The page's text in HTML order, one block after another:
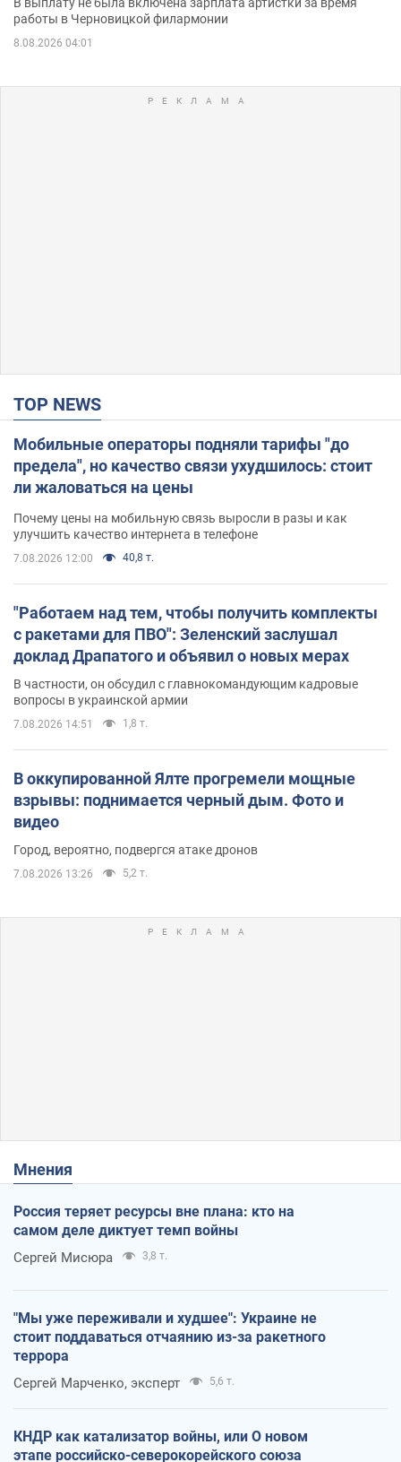
работы в Черновицкой филармонии
8.08.2026 04:01
TOP NEWS
Мобильные операторы подняли тарифы "до
предела", но качество связи ухудшилось: стоит
ли жаловаться на цены
Почему цены на мобильную связь выросли в разы и как
улучшить качество интернета в телефоне
7.08.2026 12:00 40,8 т.
"Работаем над тем, чтобы получить комплекты
с ракетами для ПВО": Зеленский заслушал
доклад Драпатого и объявил о новых мерах
В частности, он обсудил с главнокомандующим кадровые
вопросы в украинской армии
7.08.2026 14:51 1,8 т.
В оккупированной Ялте прогремели мощные
взрывы: поднимается черный дым. Фото и
видео
Город, вероятно, подвергся атаке дронов
7.08.2026 13:26 5,2 т.
Мнения
Россия теряет ресурсы вне плана: кто на
самом деле диктует темп войны
Сергей Мисюра 3,8 т.
"Мы уже переживали и худшее": Украине не
стоит поддаваться отчаянию из-за ракетного
террора
Сергей Марченко, эксперт 5,6 т.
КНДР как катализатор войны, или О новом
этапе российско-северокорейского союза